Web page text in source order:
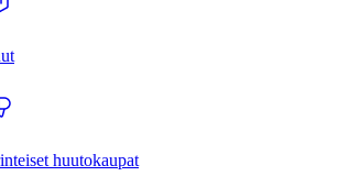
huutokaupat